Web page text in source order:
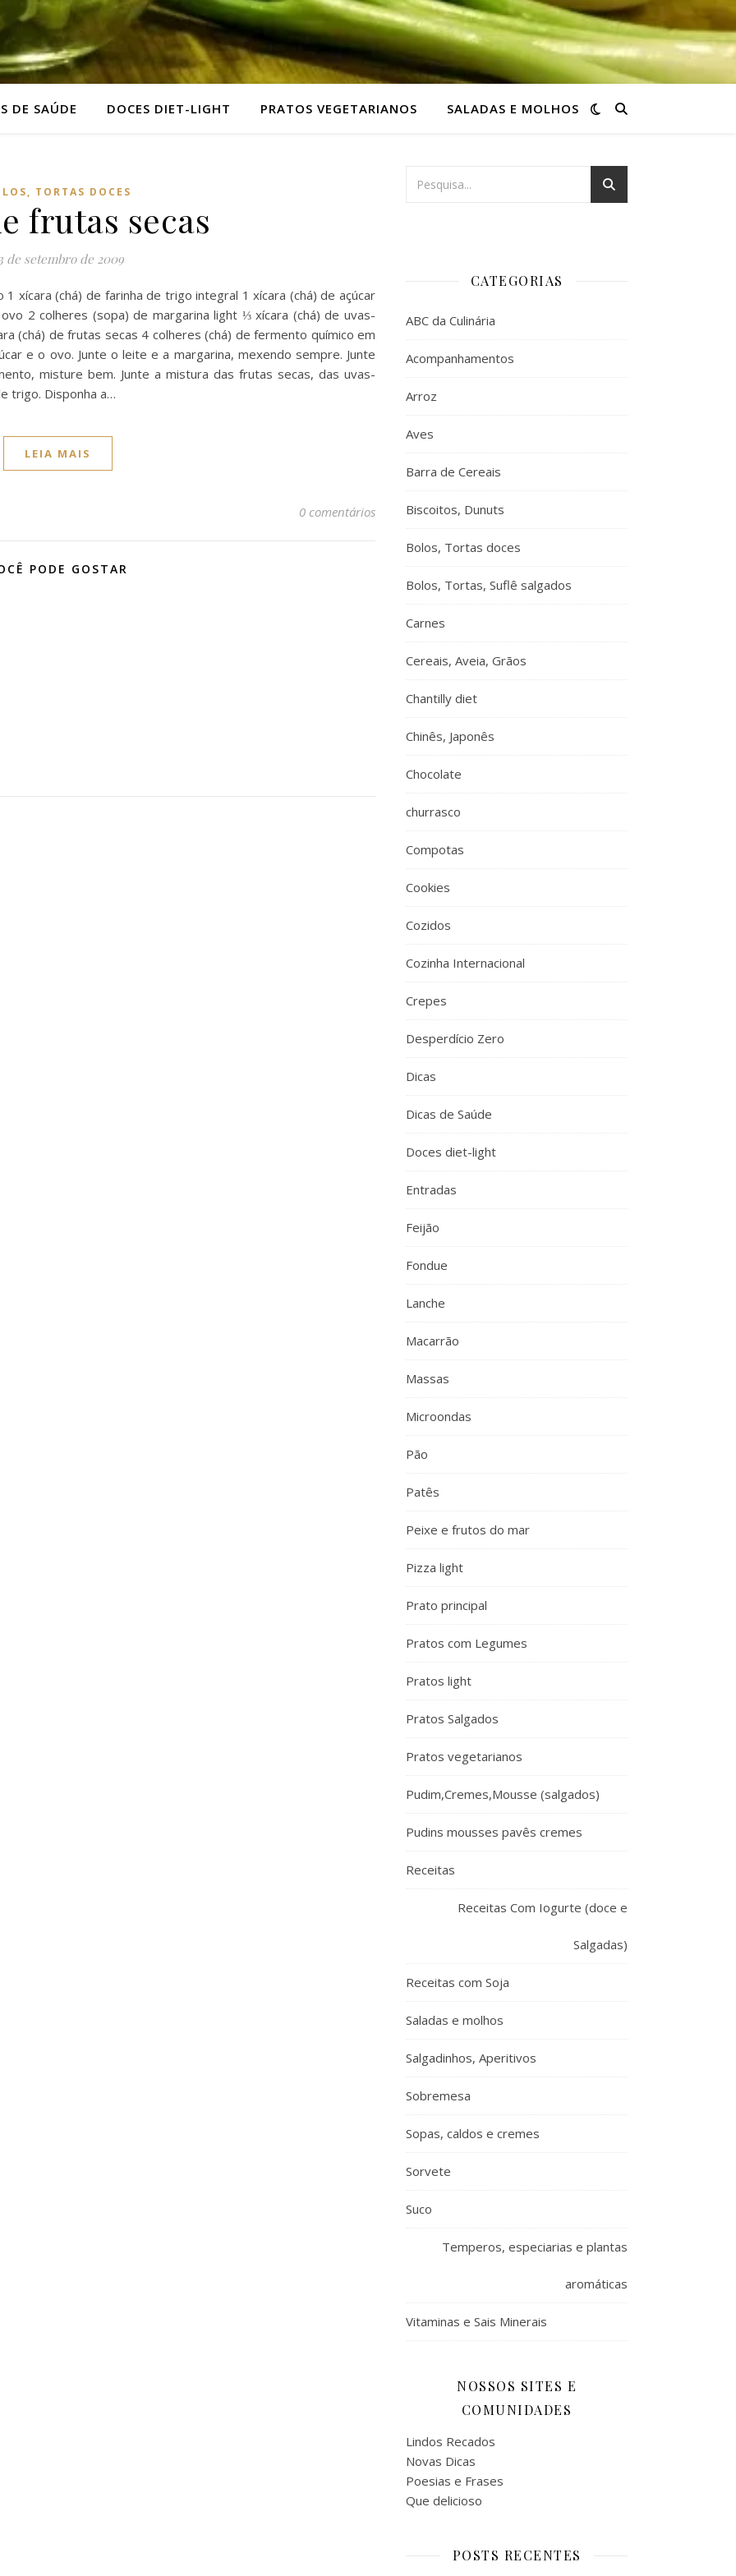
DE SAÚDE DOCES DIET-LIGHT PRATOS VEGETARIANOS SALADAS E MOLHOS
TORTAS DOCES
frutas secas
de setembro de 2009
xícara (chá) de farinha de trigo integral 1 xícara (chá) de açúcar
2 colheres (sopa) de margarina light ⅓ xícara (chá) de uvas-
(chá) de frutas secas 4 colheres (chá) de fermento químico em
e o ovo. Junte o leite e a margarina, mexendo sempre. Junte
misture bem. Junte a mistura das frutas secas, das uvas-
trigo. Disponha a…
LEIA MAIS
0 comentários
PODE GOSTAR
CATEGORIAS
ABC da Culinária
Acompanhamentos
Arroz
Aves
Barra de Cereais
Biscoitos, Dunuts
Bolos, Tortas doces
Bolos, Tortas, Suflê salgados
Carnes
Cereais, Aveia, Grãos
Chantilly diet
Chinês, Japonês
Chocolate
churrasco
Compotas
Cookies
Cozidos
Cozinha Internacional
Crepes
Desperdício Zero
Dicas
Dicas de Saúde
Doces diet-light
Entradas
Feijão
Fondue
Lanche
Macarrão
Massas
Microondas
Pão
Patês
Peixe e frutos do mar
Pizza light
Prato principal
Pratos com Legumes
Pratos light
Pratos Salgados
Pratos vegetarianos
Pudim,Cremes,Mousse (salgados)
Pudins mousses pavês cremes
Receitas
Receitas Com Iogurte (doce e
Salgadas)
Receitas com Soja
Saladas e molhos
Salgadinhos, Aperitivos
Sobremesa
Sopas, caldos e cremes
Sorvete
Suco
Temperos, especiarias e plantas
aromáticas
Vitaminas e Sais Minerais
NOSSOS SITES E
COMUNIDADES
Lindos Recados
Novas Dicas
Poesias e Frases
Que delicioso
POSTS RECENTES